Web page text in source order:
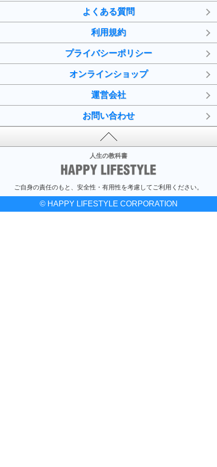
よくある質問
利用規約
プライバシーポリシー
オンラインショップ
運営会社
お問い合わせ
人生の教科書
ご自身の責任のもと、安全性・有用性を考慮してご利用ください。
© HAPPY LIFESTYLE CORPORATION